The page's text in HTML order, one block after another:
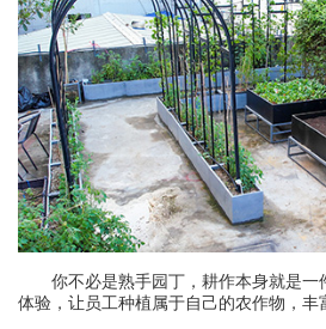
你不必是熟手园丁，耕作本身就是一
体验，让员工种植属于自己的农作物，丰